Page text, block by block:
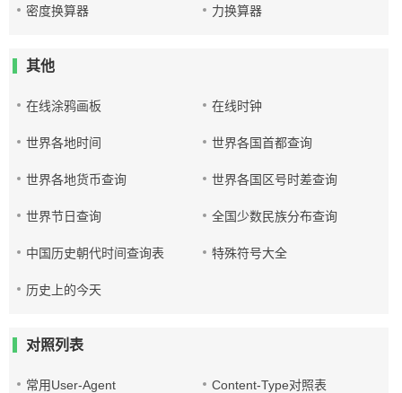
密度换算器 力换算器
其他
在线涂鸦画板 在线时钟
世界各地时间 世界各国首都查询
世界各地货币查询 世界各国区号时差查询
世界节日查询 全国少数民族分布查询
中国历史朝代时间查询表 特殊符号大全
历史上的今天
对照列表
常用User-Agent Content-Type对照表